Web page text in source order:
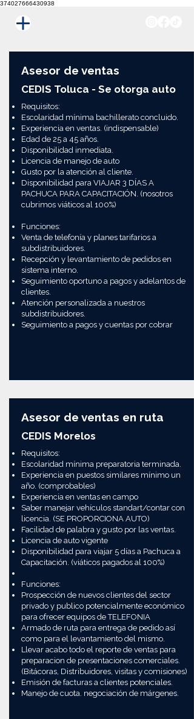
374027666430938
Asesor de ventas
CEDIS Toluca - Se otorga auto
Requisitos:
Escolaridad mínima bachillerato concluido.
Experiencia en ventas. (indispensable)
Edad de 25 a 45 años.
Disponibilidad inmediata.
Licencia de manejo de auto
Gusto por la atención al cliente.
Disponibilidad para VIAJAR 3 DÍAS A
PACHUCA PARA CAPACITACIÓN. (nosotros
cubrimos viáticos al 100%)
Funciones:
Venta de telefonía y planes tarifarios a
subdistribuidores.
Recepción y levantamiento de pedidos en
sistema interno.
Seguimiento oportuno a pagos y adelantos de
clientes.
Atención personalizada a nuestros
subdistribuidores.
Seguimiento a pagos y cuentas por cobrar
Asesor de ventas en ruta
CEDIS Morelos
Requisitos:
Escolaridad mínima preparatoria terminada.
Experiencia en puestos similares mínimo un
año. (comprobables)
Experiencia en ventas en campo
Saber manejar vehículos standart/contar con
licencia. (SE PROPORCIONA AUTO)
Facilidad de palabra y gusto por las ventas.
Licencia de auto vigente
Disponibilidad para viajar 5 días a Pachuca a
Capacitación. (viáticos pagados al 100%)
Funciones:
Prospección de nuevos clientes del sector
privado y publico potencialmente económico
para ofrecer equipos de TELEFONIA
Armado de ruta para entrega de pedido así
como para el levantamiento del mismo.
Llevar acabo todo el reporte de ventas para
preparacion de presentaciones comerciales.
(Bitácoras, Distribuidores, visitas y comisiones)
Emisión de facturas a clientes potenciales.
Manejo de cuota. negociación de márgenes.